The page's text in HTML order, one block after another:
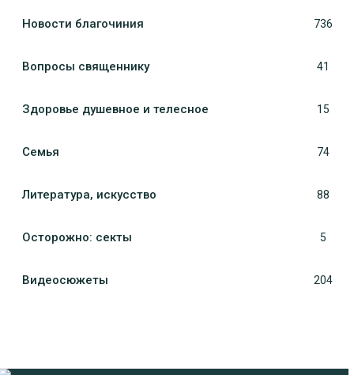
Новости благочиния 736
Вопросы священнику 41
Здоровье душевное и телесное 15
Семья 74
Литература, искуcство 88
Осторожно: секты 5
Видеосюжеты 204